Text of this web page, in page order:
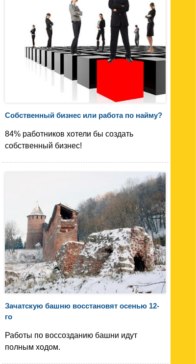
Собственный бизнес или работа по найму?
84% работников хотели бы создать
собственный бизнес!
Зачатскую башню восстановят осенью 12-
го
Работы по воссозданию башни идут
полным ходом.